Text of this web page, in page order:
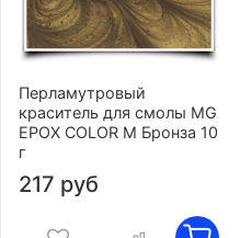
Перламутровый
краситель для смолы MG
EPOX COLOR M Бронза 10
г
217 руб